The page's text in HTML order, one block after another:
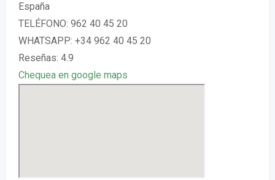
España
TELÉFONO: 962 40 45 20
WHATSAPP: +34 962 40 45 20
Reseñas: 4.9
Chequea en google maps